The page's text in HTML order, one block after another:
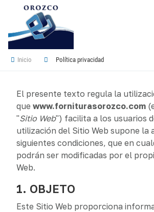
Inicio Política privacidad
El presente texto regula la
que www.forniturasorozco.com
"Sitio Web") facilita a los usuarios
utilización del Sitio Web supone la
siguientes condiciones, que en
podrán ser modificadas por el
Web.
1. OBJETO
Este Sitio Web proporciona